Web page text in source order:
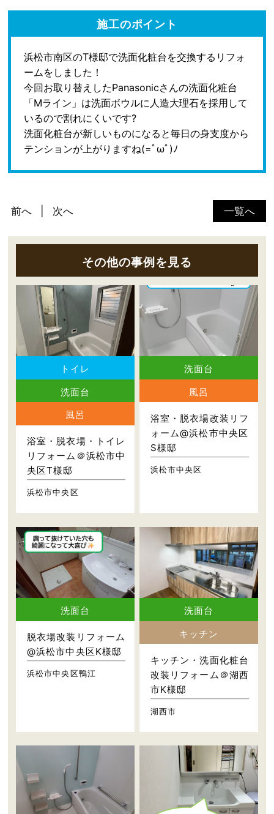
施工のポイント
浜松市南区のT様邸で洗面化粧台を交換するリフォ
ームをしました！
今回お取り替えしたPanasonicさんの洗面化粧台
「Mライン」は洗面ボウルに人造大理石を採用して
いるので割れにくいです?
洗面化粧台が新しいものになると毎日の身支度から
テンションが上がりますね(=ﾟωﾟ)ﾉ
一覧へ
前へ 次へ
その他の事例を見る
トイレ
洗面台
風呂
浴室・脱衣場・トイレ
リフォーム＠浜松市中
央区T様邸
浜松市中央区
洗面台
風呂
浴室・脱衣場改装リフ
ォーム@浜松市中央区
S様邸
浜松市中央区
洗面台
脱衣場改装リフォーム
@浜松市中央区K様邸
浜松市中央区鴨江
洗面台
キッチン
キッチン・洗面化粧台
改装リフォーム＠湖西
市K様邸
湖西市